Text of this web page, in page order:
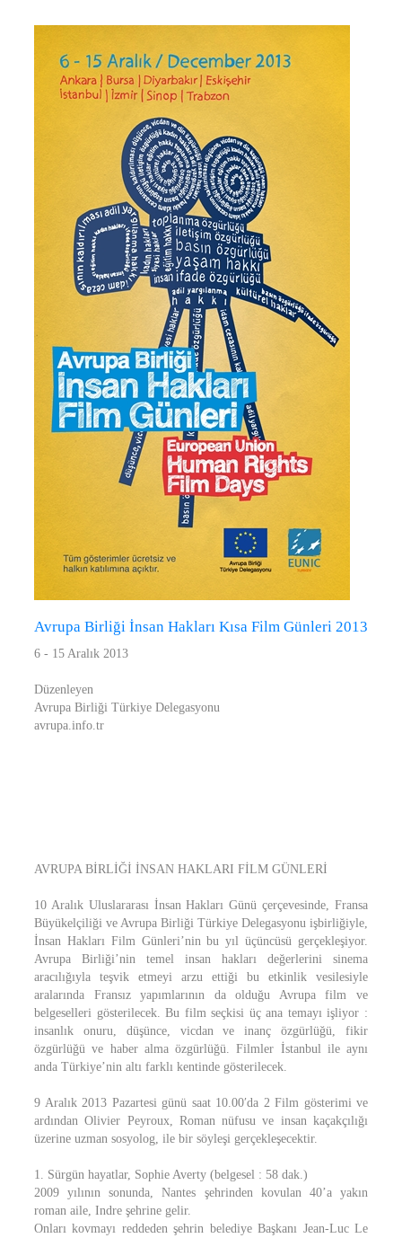
Avrupa Birliği İnsan Hakları Kısa Film Günleri 2013
6 - 15 Aralık 2013
Düzenleyen
Avrupa Birliği Türkiye Delegasyonu
avrupa.info.tr
AVRUPA BİRLİĞİ İNSAN HAKLARI FİLM GÜNLERİ
10 Aralık Uluslararası İnsan Hakları Günü çerçevesinde, Fransa
Büyükelçiliği ve Avrupa Birliği Türkiye Delegasyonu işbirliğiyle,
İnsan Hakları Film Günleri’nin bu yıl üçüncüsü gerçekleşiyor.
Avrupa Birliği’nin temel insan hakları değerlerini sinema
aracılığıyla teşvik etmeyi arzu ettiği bu etkinlik vesilesiyle
aralarında Fransız yapımlarının da olduğu Avrupa film ve
belgeselleri gösterilecek. Bu film seçkisi üç ana temayı işliyor :
insanlık onuru, düşünce, vicdan ve inanç özgürlüğü, fikir
özgürlüğü ve haber alma özgürlüğü. Filmler İstanbul ile aynı
anda Türkiye’nin altı farklı kentinde gösterilecek.
9 Aralık 2013 Pazartesi günü saat 10.00′da 2 Film gösterimi ve
ardından Olivier Peyroux, Roman nüfusu ve insan kaçakçılığı
üzerine uzman sosyolog, ile bir söyleşi gerçekleşecektir.
1. Sürgün hayatlar, Sophie Averty (belgesel : 58 dak.)
2009 yılının sonunda, Nantes şehrinden kovulan 40’a yakın
roman aile, Indre şehrine gelir.
Onları kovmayı reddeden şehrin belediye Başkanı Jean-Luc Le